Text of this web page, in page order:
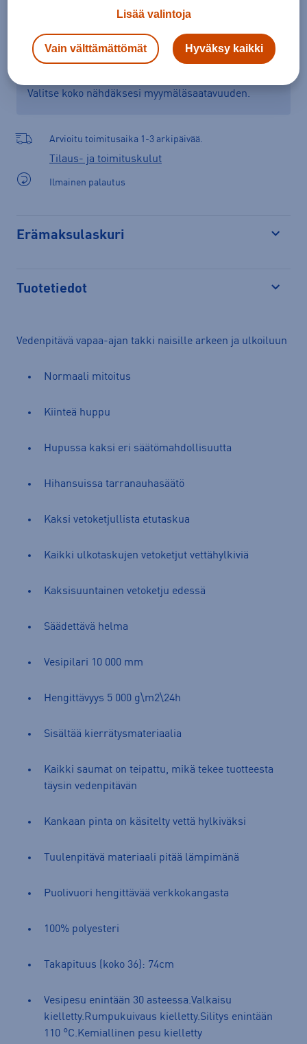
Verkkokauppa: SaatavillaMyymälät: Saatavilla
Valitse koko nähdäksesi myymäläsaatavuuden.
Arvioitu toimitusaika 1-3 arkipäivää.
Tilaus- ja toimituskulut
Ilmainen palautus
Erämaksulaskuri
Tuotetiedot
Vedenpitävä vapaa-ajan takki naisille arkeen ja ulkoiluun
Normaali mitoitus
Kiinteä huppu
Hupussa kaksi eri säätömahdollisuutta
Hihansuissa tarranauhasäätö
Kaksi vetoketjullista etutaskua
Kaikki ulkotaskujen vetoketjut vettähylkiviä
Kaksisuuntainen vetoketju edessä
Säädettävä helma
Vesipilari 10 000 mm
Hengittävyys 5 000 g\m2\24h
Sisältää kierrätysmateriaalia
Kaikki saumat on teipattu, mikä tekee tuotteesta
täysin vedenpitävän
Kankaan pinta on käsitelty vettä hylkiväksi
Tuulenpitävä materiaali pitää lämpimänä
Puolivuori hengittävää verkkokangasta
100% polyesteri
Takapituus (koko 36): 74cm
Vesipesu enintään 30 asteessa.Valkaisu
kielletty.Rumpukuivaus kielletty.Silitys enintään
110 °C.Kemiallinen pesu kielletty
Lisää valintoja
Vain välttämättömät Hyväksy kaikki